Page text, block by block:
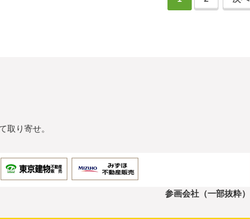
取り寄せ。
参画会社（一部抜粋）